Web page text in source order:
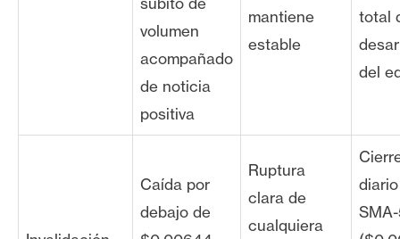
volumen
acompañado
de noticia
positiva
mantiene
estable
total
del
Caída por
debajo de
Ruptura
clara de
cualquiera